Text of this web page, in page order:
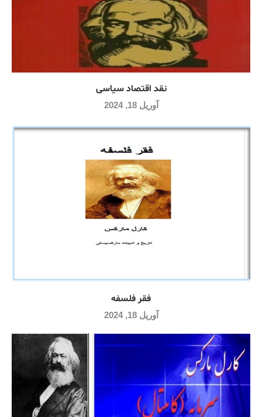
نقد اقتصاد سیاسی
آوریل 18, 2024
فقر فلسفه
آوریل 18, 2024